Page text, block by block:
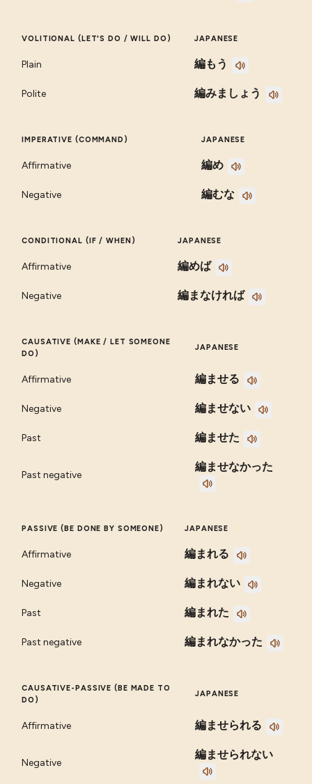
VOLITIONAL (LET'S DO / WILL DO) JAPANESE
Plain 編もう
Polite 編みましょう
IMPERATIVE (COMMAND) JAPANESE
Affirmative 編め
Negative 編むな
CONDITIONAL (IF / WHEN) JAPANESE
Affirmative 編めば
Negative 編まなければ
CAUSATIVE (MAKE / LET SOMEONE
DO)
JAPANESE
Affirmative 編ませる
Negative 編ませない
Past 編ませた
Past negative
編ませなかった
PASSIVE (BE DONE BY SOMEONE) JAPANESE
Affirmative 編まれる
Negative 編まれない
Past 編まれた
Past negative 編まれなかった
CAUSATIVE-PASSIVE (BE MADE TO
DO)
JAPANESE
Affirmative 編ませられる
Negative
編ませられない